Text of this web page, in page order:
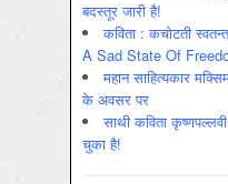
बदस्तूर जारी है!
कविता : कचोटती
A Sad State Of
महान साहित्यकार
के अवसर पर
साथी कविता
चुका है!